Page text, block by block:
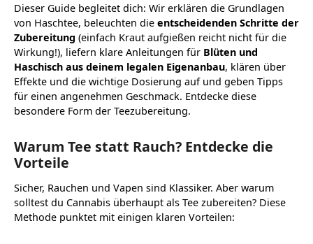
Dieser Guide begleitet dich: Wir erklären die Grundlagen
von Haschtee, beleuchten die entscheidenden Schritte der
Zubereitung (einfach Kraut aufgießen reicht nicht für die
Wirkung!), liefern klare Anleitungen für Blüten und
Haschisch aus deinem legalen Eigenanbau, klären über
Effekte und die wichtige Dosierung auf und geben Tipps
für einen angenehmen Geschmack. Entdecke diese
besondere Form der Teezubereitung.
Warum Tee statt Rauch? Entdecke die
Vorteile
Sicher, Rauchen und Vapen sind Klassiker. Aber warum
solltest du Cannabis überhaupt als Tee zubereiten? Diese
Methode punktet mit einigen klaren Vorteilen: